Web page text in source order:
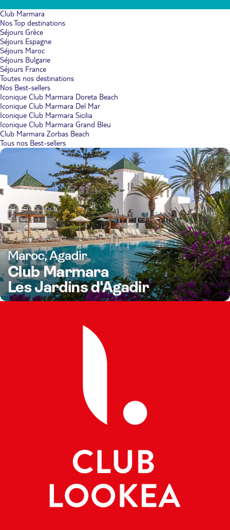
Club Marmara
Nos Top destinations
Séjours Grèce
Séjours Espagne
Séjours Maroc
Séjours Bulgarie
Séjours France
Toutes nos destinations
Nos Best-sellers
Iconique Club Marmara Doreta Beach
Iconique Club Marmara Del Mar
Iconique Club Marmara Sicilia
Iconique Club Marmara Grand Bleu
Club Marmara Zorbas Beach
Tous nos Best-sellers